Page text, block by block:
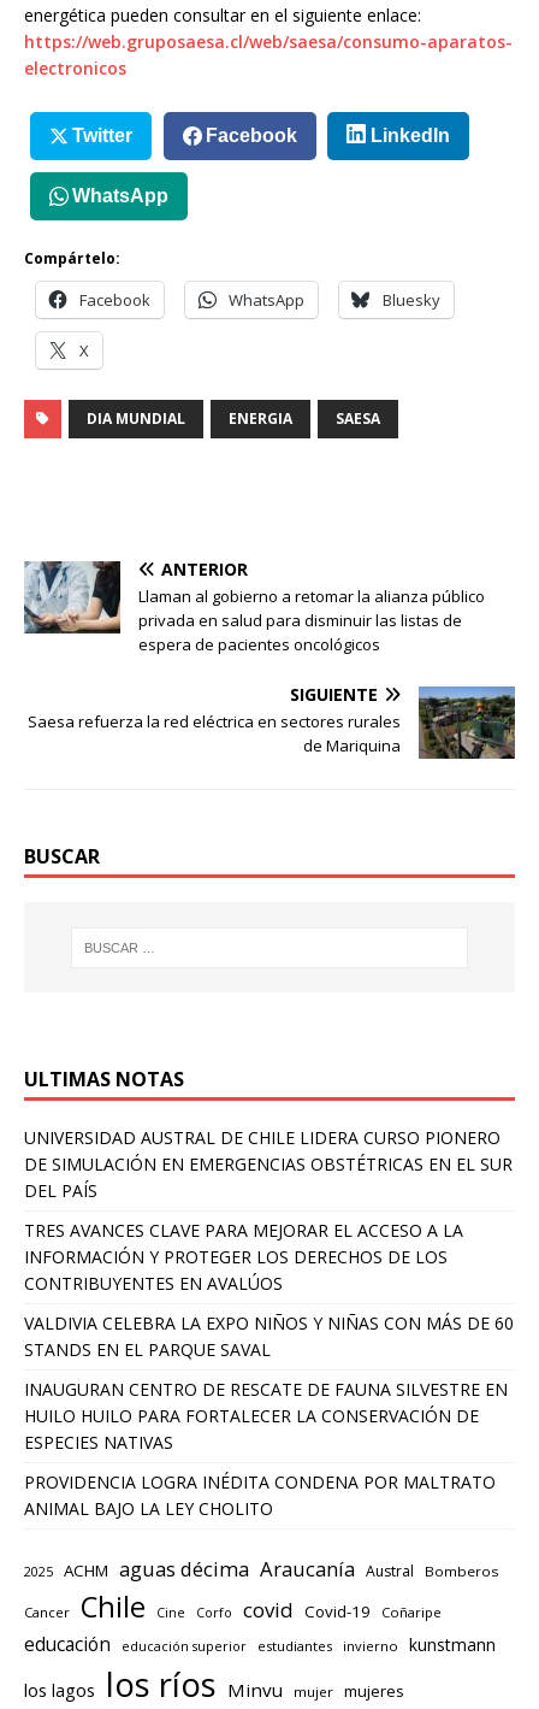
energética pueden consultar en el siguiente enlace:
https://web.gruposaesa.cl/web/saesa/consumo-aparatos-
electronicos
Twitter Facebook LinkedIn
WhatsApp
Compártelo:
Facebook WhatsApp Bluesky
X
DIA MUNDIAL ENERGIA SAESA
ANTERIOR
Llaman al gobierno a retomar la alianza público
privada en salud para disminuir las listas de
espera de pacientes oncológicos
SIGUIENTE
Saesa refuerza la red eléctrica en sectores rurales
de Mariquina
BUSCAR
ULTIMAS NOTAS
UNIVERSIDAD AUSTRAL DE CHILE LIDERA CURSO PIONERO
DE SIMULACIÓN EN EMERGENCIAS OBSTÉTRICAS EN EL SUR
DEL PAÍS
TRES AVANCES CLAVE PARA MEJORAR EL ACCESO A LA
INFORMACIÓN Y PROTEGER LOS DERECHOS DE LOS
CONTRIBUYENTES EN AVALÚOS
VALDIVIA CELEBRA LA EXPO NIÑOS Y NIÑAS CON MÁS DE 60
STANDS EN EL PARQUE SAVAL
INAUGURAN CENTRO DE RESCATE DE FAUNA SILVESTRE EN
HUILO HUILO PARA FORTALECER LA CONSERVACIÓN DE
ESPECIES NATIVAS
PROVIDENCIA LOGRA INÉDITA CONDENA POR MALTRATO
ANIMAL BAJO LA LEY CHOLITO
2025 ACHM aguas décima Araucanía Austral Bomberos
Cancer Chile Cine Corfo covid Covid-19 Coñaripe
educación educación superior estudiantes invierno kunstmann
los lagos los ríos Minvu mujer mujeres